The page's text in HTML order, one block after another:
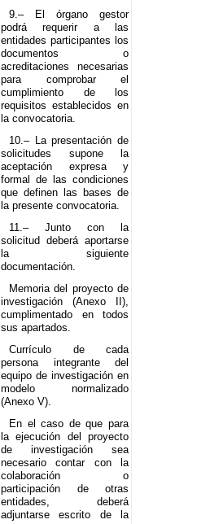
9.– El órgano gestor
podrá requerir a las
entidades participantes los
documentos o
acreditaciones necesarias
para comprobar el
cumplimiento de los
requisitos establecidos en
la convocatoria.
10.– La presentación de
solicitudes supone la
aceptación expresa y
formal de las condiciones
que definen las bases de
la presente convocatoria.
11.– Junto con la
solicitud deberá aportarse
la siguiente
documentación.
Memoria del proyecto de
investigación (Anexo II),
cumplimentado en todos
sus apartados.
Currículo de cada
persona integrante del
equipo de investigación en
modelo normalizado
(Anexo V).
En el caso de que para
la ejecución del proyecto
de investigación sea
necesario contar con la
colaboración o
participación de otras
entidades, deberá
adjuntarse escrito de la